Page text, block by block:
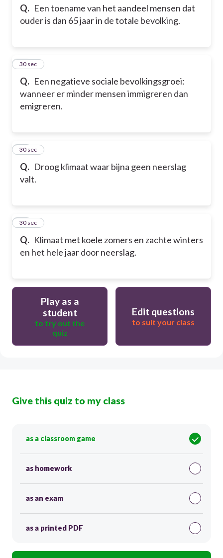
Q. Een toename van het aandeel mensen dat
ouder is dan 65 jaar in de totale bevolking.
Q. Een negatieve sociale bevolkingsgroei:
wanneer er minder mensen immigreren dan
emigreren.
19
30 sec
Q. Droog klimaat waar bijna geen neerslag
valt.
20
30 sec
Q. Klimaat met koele zomers en zachte winters
en het hele jaar door neerslag.
21
30 sec
Play as a
student
to try out the
quiz
Edit questions
to suit your class
Give this quiz to my class
as a classroom game
as homework
as an exam
as a printed PDF